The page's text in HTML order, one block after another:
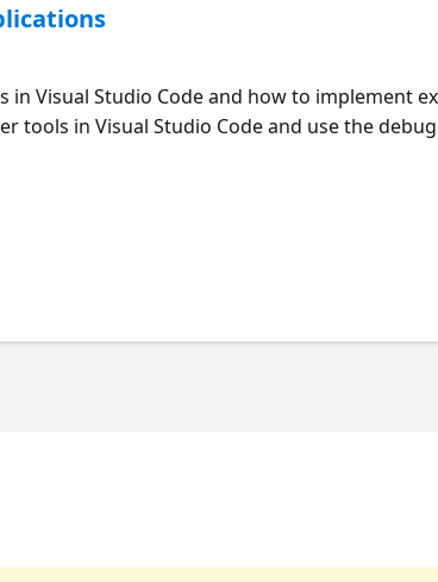
in Visual Studio Code and how to implement
tools in Visual Studio Code and use the
by .NET and the properties of
objects.